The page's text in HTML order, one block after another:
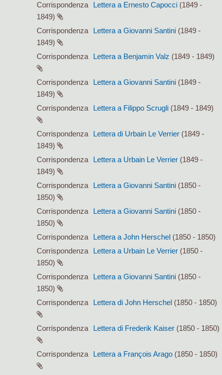
Corrispondenza Lettera a Ernesto Capocci (1849 -
1849)
Corrispondenza
Lettera a Giovanni Santini (1849 -
1849)
Corrispondenza
Lettera a Benjamin Valz (1849 - 1849)
Corrispondenza Lettera a Giovanni Santini (1849 -
1849)
Corrispondenza
Lettera a Filippo Scrugli (1849 - 1849)
Corrispondenza Lettera di Urbain Le Verrier (1849 -
1849)
Corrispondenza
Lettera a Urbain Le Verrier (1849 -
1849)
Corrispondenza
Lettera a Giovanni Santini (1850 -
1850)
Corrispondenza
Lettera a Giovanni Santini (1850 -
1850)
Corrispondenza
Lettera a John Herschel (1850 - 1850)
Corrispondenza
Lettera a Urbain Le Verrier (1850 -
1850)
Corrispondenza
Lettera a Giovanni Santini (1850 -
1850)
Corrispondenza
Lettera di John Herschel (1850 - 1850)
Corrispondenza Lettera di Frederik Kaiser (1850 - 1850)
Corrispondenza Lettera a François Arago (1850 - 1850)